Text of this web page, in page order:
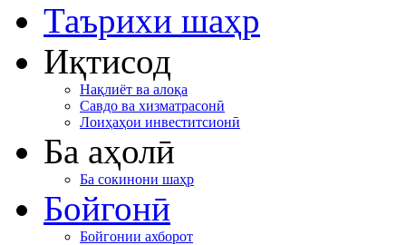
Таърихи шаҳр
Иқтисод
Нақлиёт ва алоқа
Савдо ва хизматрасонӣ
Лоиҳаҳои инвеститсионӣ
Ба аҳолӣ
Ба сокинони шаҳр
Бойгонӣ
Бойгонии ахборот